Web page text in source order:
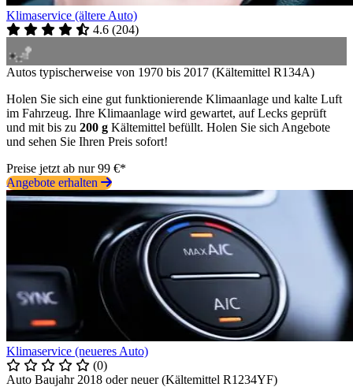
Klimaservice (ältere Auto)
4.6 (204)
Autos typischerweise von 1970 bis 2017 (Kältemittel R134A)
Holen Sie sich eine gut funktionierende Klimaanlage und kalte Luft
im Fahrzeug. Ihre Klimaanlage wird gewartet, auf Lecks geprüft
und mit bis zu 200 g Kältemittel befüllt. Holen Sie sich Angebote
und sehen Sie Ihren Preis sofort!
Preise jetzt ab nur 99 €*
Angebote erhalten
Klimaservice (neueres Auto)
(0)
Auto Baujahr 2018 oder neuer (Kältemittel R1234YF)